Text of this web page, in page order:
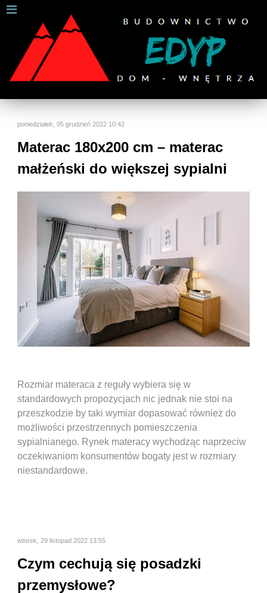
poniedziałek, 05 grudzień 2022 10:42
Materac 180x200 cm – materac
małżeński do większej sypialni
Rozmiar materaca z reguły wybiera się w
standardowych propozycjach nic jednak nie stoi na
przeszkodzie by taki wymiar dopasować również do
możliwości przestrzennych pomieszczenia
sypialnianego. Rynek materacy wychodząc naprzeciw
oczekiwaniom konsumentów bogaty jest w rozmiary
niestandardowe.
wtorek, 29 listopad 2022 13:55
Czym cechują się posadzki
przemysłowe?
W celu zapewnienia jak najlepszych usług online, ta
strona korzysta z plików cookies.
Jeśli korzystasz z naszej strony internetowej, wyrażasz zgodę na
używanie naszych plików cookies.Dalsze informacje
Rozumiem